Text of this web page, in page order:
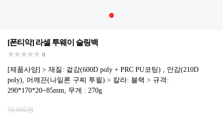
[폰티악] 라셀 투웨이 슬링백
0
[제품사양] > 재질: 겉감(600D poly + PRC PU코팅) , 안감(210D
poly), 어깨끈(나일론 구찌 투윌) > 칼라: 블랙 > 규격:
290*170*20~85mm, 무게 : 270g
59,000원